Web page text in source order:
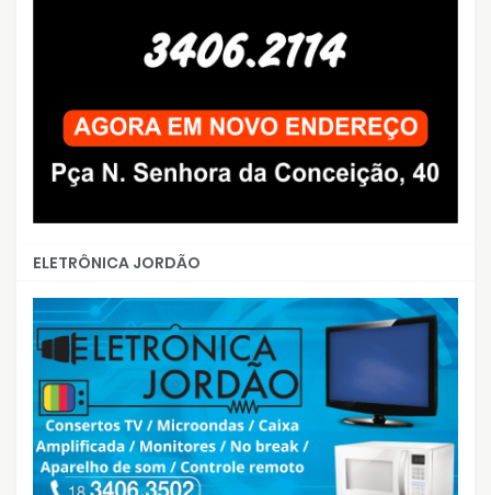
ELETRÔNICA JORDÃO